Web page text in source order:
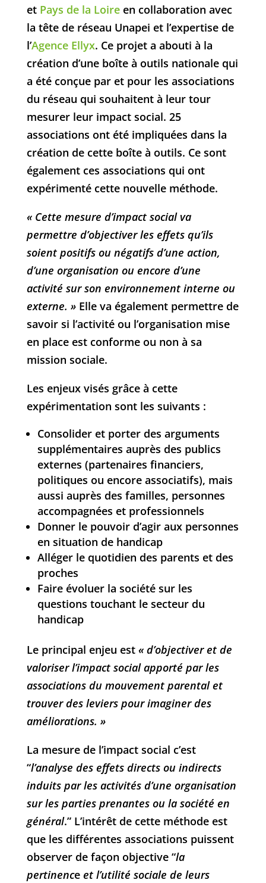
et Pays de la Loireen collaboration avec
la tête de réseau Unapei et l’expertise de
l’Agence Ellyx. Ce projet a abouti à la
création d’une boîte à outils nationale qui
a été conçue par et pour les associations
du réseau qui souhaitent à leur tour
mesurer leur impact social. 25
associations ont été impliquées dans la
création de cette boîte à outils. Ce sont
également ces associations qui ont
expérimenté cette nouvelle méthode.
« Cette mesure d’impact social va
permettre d’objectiver les effets qu’ils
soient positifs ou négatifs d’une action,
d’une organisation ou encore d’une
activité sur son environnement interne ou
externe. »Elle va également permettre de
savoir si l’activité ou l’organisation mise
en place est conforme ou non à sa
mission sociale.
Les enjeux visés grâce à cette
expérimentation sont les suivants :
Consolider et porter des arguments
supplémentaires auprès des publics
externes (partenaires financiers,
politiques ou encore associatifs), mais
aussi auprès des familles, personnes
accompagnées et professionnels
Donner le pouvoir d’agir aux personnes
en situation de handicap
Alléger le quotidien des parents et des
proches
Faire évoluer la société sur les
questions touchant le secteur du
handicap
Le principal enjeu est « d’objectiver et de
valoriser l’impact social apporté par les
associations du mouvement parental et
trouver des leviers pour imaginer des
améliorations. »
La mesure de l’impact social c’est
“l’analyse des effets directs ou indirects
induits par les activités d’une organisation
sur les parties prenantes ou la société en
général.” L’intérêt de cette méthode est
que les différentes associations puissent
observer de façon objective “la
pertinenceet l’utilité sociale de leurs